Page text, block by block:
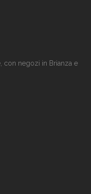
con negozi in Brianza e